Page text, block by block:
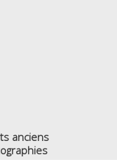
anciens